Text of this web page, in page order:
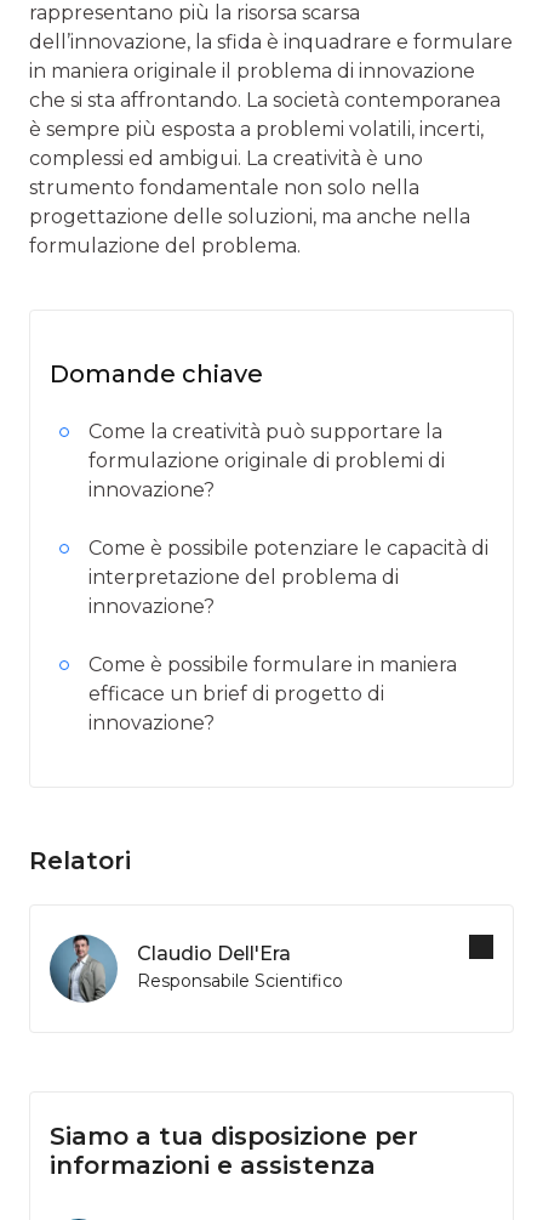
rappresentano più la risorsa scarsa
dell’innovazione, la sfida è inquadrare e formulare
in maniera originale il problema di innovazione
che si sta affrontando. La società contemporanea
è sempre più esposta a problemi volatili, incerti,
complessi ed ambigui. La creatività è uno
strumento fondamentale non solo nella
progettazione delle soluzioni, ma anche nella
formulazione del problema.
Domande chiave
Come la creatività può supportare la
formulazione originale di problemi di
innovazione?
Come è possibile potenziare le capacità di
interpretazione del problema di
innovazione?
Come è possibile formulare in maniera
efficace un brief di progetto di
innovazione?
Relatori
Claudio Dell'Era
Responsabile Scientifico
Siamo a tua disposizione per
informazioni e assistenza